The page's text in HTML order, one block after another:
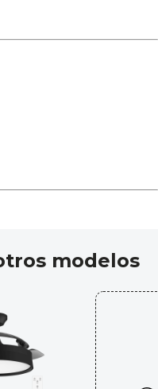
modelos